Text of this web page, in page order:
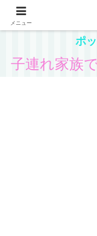
愛知在住の主婦
ポ
子連れ家族
メニュー